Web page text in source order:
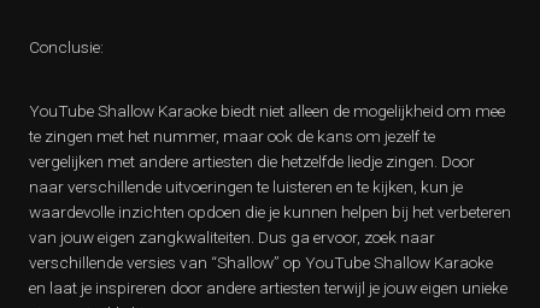
Conclusie:
YouTube Shallow Karaoke biedt niet alleen de mogelijkheid om mee
te zingen met het nummer, maar ook de kans om jezelf te
vergelijken met andere artiesten die hetzelfde liedje zingen. Door
naar verschillende uitvoeringen te luisteren en te kijken, kun je
waardevolle inzichten opdoen die je kunnen helpen bij het verbeteren
van jouw eigen zangkwaliteiten. Dus ga ervoor, zoek naar
verschillende versies van “Shallow” op YouTube Shallow Karaoke
en laat je inspireren door andere artiesten terwijl je jouw eigen unieke